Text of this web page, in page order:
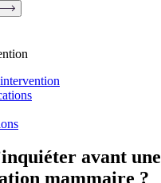
avant une
mammaire ?